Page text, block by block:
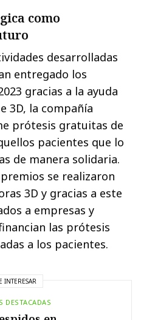
como
desarrolladas
entregado los
gracias a la ayuda
3D, la compañía
prótesis gratuitas de
pacientes que lo
de manera solidaria.
se realizaron
3D y gracias a este
a empresas y
las prótesis
a los pacientes.
INTERESAR
DESTACADAS